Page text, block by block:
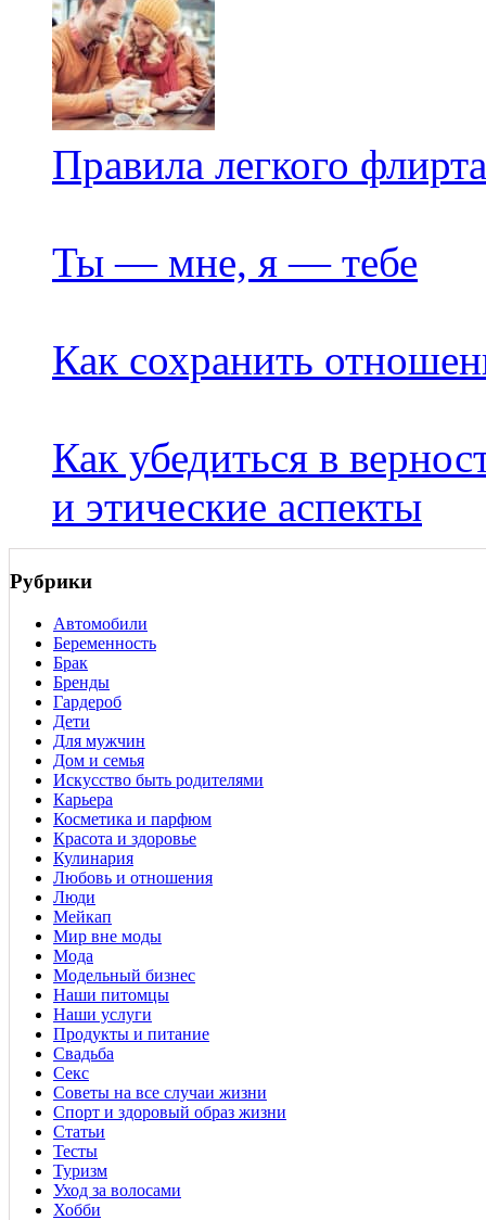
Правила легкого
Ты — мне, я — тебе
Как сохранить
Как убедиться в
и этические аспекты
Рубрики
Автомобили
Беременность
Брак
Бренды
Гардероб
Дети
Для мужчин
Дом и семья
Искусство быть родителями
Карьера
Косметика и парфюм
Красота и здоровье
Кулинария
Любовь и отношения
Люди
Мейкап
Мир вне моды
Мода
Модельный бизнес
Наши питомцы
Наши услуги
Продукты и питание
Свадьба
Секс
Советы на все случаи жизни
Спорт и здоровый образ жизни
Статьи
Тесты
Туризм
Уход за волосами
Хобби